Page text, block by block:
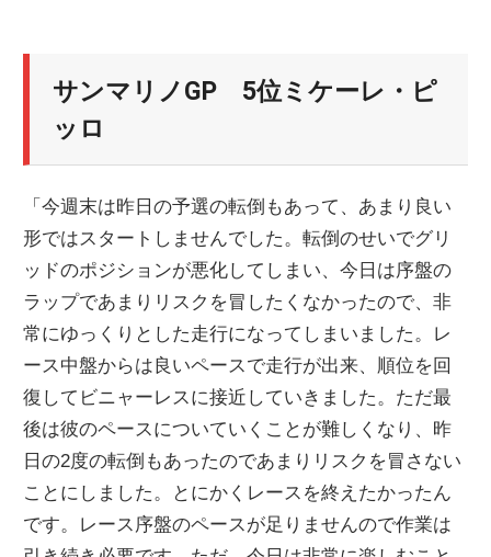
ー
サンマリノGP 5位ミケーレ・ピ
ッロ
「今週末は昨日の予選の転倒もあって、あまり良い
形ではスタートしませんでした。転倒のせいでグリ
ッドのポジションが悪化してしまい、今日は序盤の
ラップであまりリスクを冒したくなかったので、非
常にゆっくりとした走行になってしまいました。レ
ース中盤からは良いペースで走行が出来、順位を回
復してビニャーレスに接近していきました。ただ最
後は彼のペースについていくことが難しくなり、昨
日の2度の転倒もあったのであまりリスクを冒さない
ことにしました。とにかくレースを終えたかったん
です。レース序盤のペースが足りませんので作業は